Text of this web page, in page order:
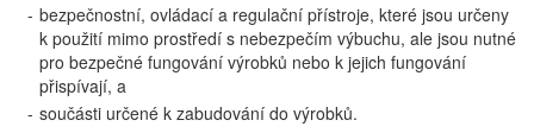
- bezpečnostní, ovládací a regulační přístroje, které jsou určeny
k použití mimo prostředí s nebezpečím výbuchu, ale jsou nutné
pro bezpečné fungování výrobků nebo k jejich fungování
přispívají, a
- součásti určené k zabudování do výrobků.